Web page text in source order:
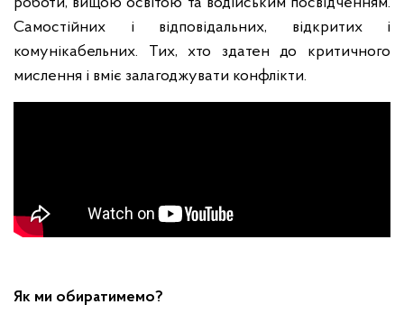
Самостійних і відповідальних, відкритих і
комунікабельних. Тих, хто здатен до критичного
мислення і вміє залагоджувати конфлікти.
Як ми обиратимемо?